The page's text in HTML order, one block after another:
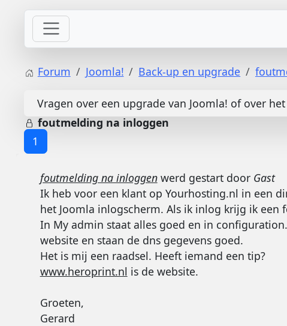
Forum Joomla! Back-up en upgrade
Vragen over een upgrade van Joomla! of over
foutmelding na inloggen
1
foutmelding na inloggenwerd gestart door Gast
Ik heb voor een klant op Yourhosting.nl in een
het Joomla inlogscherm. Als ik inlog krijg ik een
In My admin staat alles goed en in
website en staan de dns gegevens goed.
Het is mij een raadsel. Heeft iemand een tip?
www.heroprint.nl is de website.
Groeten,
Gerard